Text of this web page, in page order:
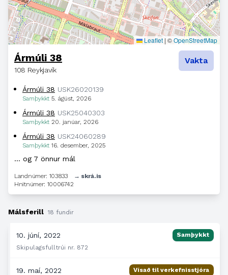
Leaflet | ©OpenStreetMap
Ármúli 38
108 Reykjavík
Vakta
Ármúli 38 USK26020139
Samþykkt 5. ágúst, 2026
Ármúli 38 USK25040303
Samþykkt 20. janúar, 2026
Ármúli 38 USK24060289
Samþykkt 16. desember, 2025
… og 7 önnur mál
Landnúmer: 103833
→ skrá.is
Hnitnúmer: 10006742
Málsferill 18 fundir
10. júní, 2022
Samþykkt
Skipulagsfulltrúi nr. 872
19. maí, 2022
Vísað til verkefnisstjóra